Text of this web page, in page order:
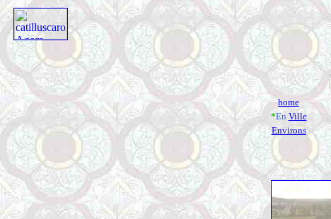
home
*En Ville
Environs